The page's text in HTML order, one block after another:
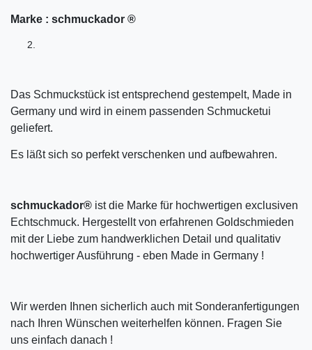
Marke : schmuckador ®
Das Schmuckstück ist entsprechend gestempelt, Made in
Germany und wird in einem passenden Schmucketui
geliefert.
Es läßt sich so perfekt verschenken und aufbewahren.
schmuckador® ist die Marke für hochwertigen exclusiven
Echtschmuck. Hergestellt von erfahrenen Goldschmieden
mit der Liebe zum handwerklichen Detail und qualitativ
hochwertiger Ausführung - eben Made in Germany !
Wir werden Ihnen sicherlich auch mit Sonderanfertigungen
nach Ihren Wünschen weiterhelfen können. Fragen Sie
uns einfach danach !